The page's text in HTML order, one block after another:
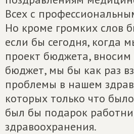
Всех с
Но кроме громких слов
если бы сегодня, когда
проект бюджета,
бюджет, мы бы как раз
проблемы в нашем
которых только что
был бы подарок
здравоохранения.